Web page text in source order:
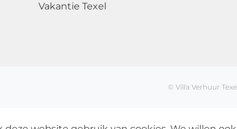
Vakantie Texel
© Villa Verhuur